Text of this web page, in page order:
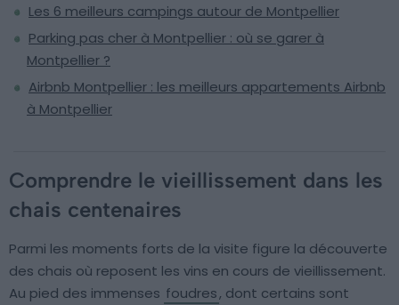
Les 6 meilleurs campings autour de Montpellier
Parking pas cher à Montpellier : où se garer à
Montpellier ?
Airbnb Montpellier : les meilleurs appartements Airbnb
à Montpellier
Comprendre le vieillissement dans les
chais centenaires
Parmi les moments forts de la visite figure la découverte
des chais où reposent les vins en cours de vieillissement.
Au pied des immenses foudres, dont certains sont